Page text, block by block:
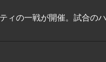
ィの一戦が開催。試合の